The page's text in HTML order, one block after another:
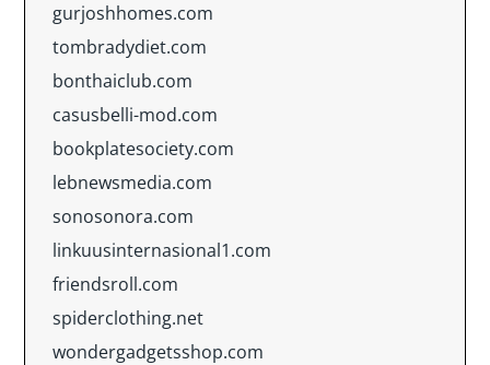
gurjoshhomes.com
tombradydiet.com
bonthaiclub.com
casusbelli-mod.com
bookplatesociety.com
lebnewsmedia.com
sonosonora.com
linkuusinternasional1.com
friendsroll.com
spiderclothing.net
wondergadgetsshop.com